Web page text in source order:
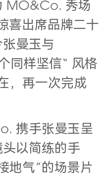
MO&Co. 秀场
喜出席品牌二十
曼玉与
样坚信“ 风格
，再一次完成
携手张曼玉呈
以简练的手
地气”的场景片